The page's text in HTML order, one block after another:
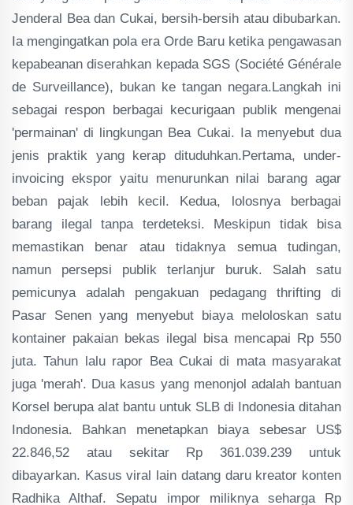
Jenderal Bea dan Cukai, bersih-bersih atau dibubarkan.
Ia mengingatkan pola era Orde Baru ketika pengawasan
kepabeanan diserahkan kepada SGS (Société Générale
de Surveillance), bukan ke tangan negara.Langkah ini
sebagai respon berbagai kecurigaan publik mengenai
'permainan' di lingkungan Bea Cukai. Ia menyebut dua
jenis praktik yang kerap dituduhkan.Pertama, under-
invoicing ekspor yaitu menurunkan nilai barang agar
beban pajak lebih kecil. Kedua, lolosnya berbagai
barang ilegal tanpa terdeteksi. Meskipun tidak bisa
memastikan benar atau tidaknya semua tudingan,
namun persepsi publik terlanjur buruk. Salah satu
pemicunya adalah pengakuan pedagang thrifting di
Pasar Senen yang menyebut biaya meloloskan satu
kontainer pakaian bekas ilegal bisa mencapai Rp 550
juta. Tahun lalu rapor Bea Cukai di mata masyarakat
juga 'merah'. Dua kasus yang menonjol adalah bantuan
Korsel berupa alat bantu untuk SLB di Indonesia ditahan
Indonesia. Bahkan menetapkan biaya sebesar US$
22.846,52 atau sekitar Rp 361.039.239 untuk
dibayarkan. Kasus viral lain datang daru kreator konten
Radhika Althaf. Sepatu impor miliknya seharga Rp